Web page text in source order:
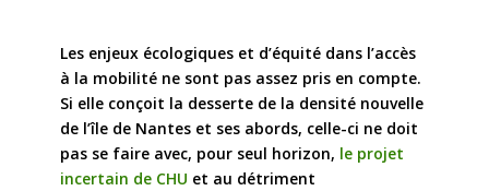
Les enjeux écologiques et d’équité dans l’accès
à la mobilité ne sont pas assez pris en compte.
Si elle conçoit la desserte de la densité nouvelle
de l’île de Nantes et ses abords, celle-ci ne doit
pas se faire avec, pour seul horizon, le projet
incertain de CHU et au détriment